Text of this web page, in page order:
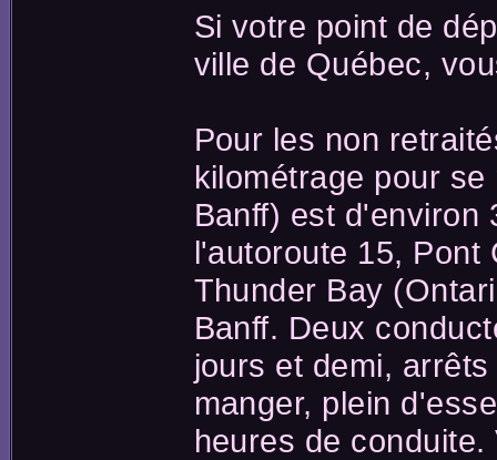
Si votre point de
ville de Québec,
Pour les non
kilométrage pour
Banff) est d'environ
l'autoroute 15, Pont
Thunder Bay
Banff. Deux
jours et demi,
manger, plein
heures de